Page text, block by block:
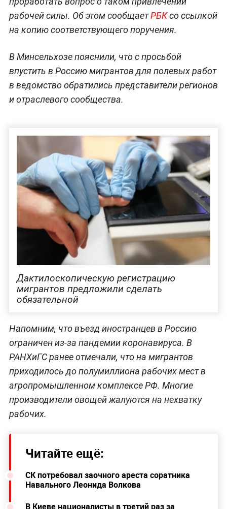
рабочей силы. Об этом сообщаетРБКсо ссылкой
на копию соответствующего поручения.
В Минсельхозе пояснили, что с просьбой
впустить в Россию мигрантов для полевых работ
в ведомство обратились представители регионов
и отраслевого сообщества.
Дактилоскопическую регистрацию
мигрантов предложили сделать
обязательной
Напомним, что въезд иностранцев в Россию
ограничен из-за пандемии коронавируса. В
РАНХиГС ранее отмечали, что на мигрантов
приходилось до полумиллиона рабочих мест в
агропромышленном комплексе РФ. Многие
производители овощей жалуются на нехватку
рабочих.
Читайте ещё:
СК потребовал заочного ареста соратника
Навального Леонида Волкова
В Киеве националисты в третий раз за